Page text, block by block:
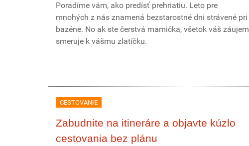
Poradíme vám, ako predísť prehriatiu. Leto pre
mnohých z nás znamená bezstarostné dni strávené pri
bazéne. No ak ste čerstvá mamička, všetok váš záujem
smeruje k vášmu zlatíčku.
CESTOVANIE
Zabudnite na itineráre a objavte kúzlo
cestovania bez plánu